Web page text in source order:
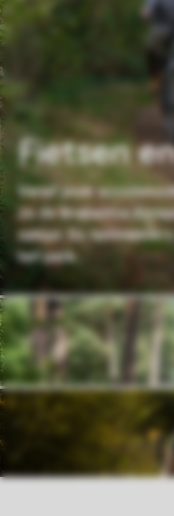
Fietsen
Vanaf jouw
zo de Brabantse
natuur. En
het park.